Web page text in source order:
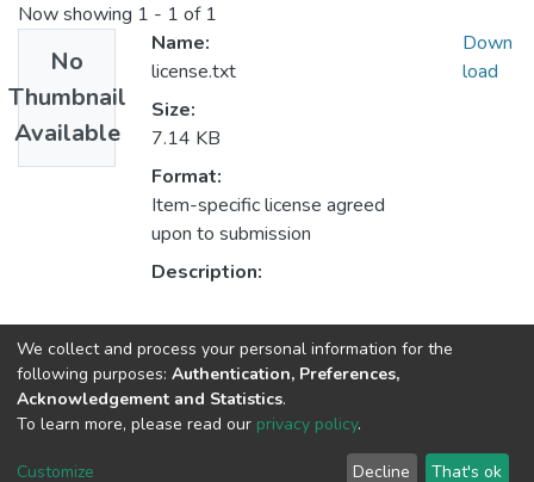
Now showing 1 - 1 of 1
No
Thumbnail
Available
Name:
license.txt
Size:
7.14 KB
Format:
Item-specific license agreed
upon to submission
Description:
Down
load
Collections
Кафедра агробіології та біохімії
DSpace software copyright © 2002-2026 LYRASIS
We collect and process your personal information for the
following purposes: Authentication, Preferences,
Acknowledgement and Statistics.
To learn more, please read our privacy policy.
Customize Decline That's ok